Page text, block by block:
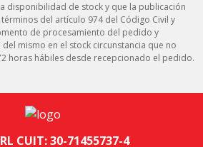
disponibilidad de stock y que la publicación
del artículo 974 del Código Civil y
de procesamiento del pedido y
mismo en el stock circunstancia que no
horas hábiles desde recepcionado el pedido.
CUIT: 30-71455737-4